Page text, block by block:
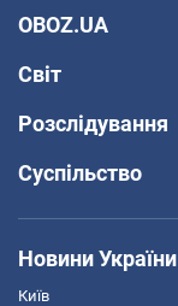
OBOZ.UA
Світ
Розслідування
Суспільство
Новини України
Київ